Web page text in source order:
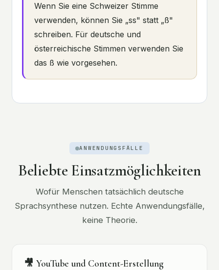
Wenn Sie eine Schweizer Stimme
verwenden, können Sie „ss" statt „ß"
schreiben. Für deutsche und
österreichische Stimmen verwenden Sie
das ß wie vorgesehen.
ANWENDUNGSFÄLLE
Beliebte Einsatzmöglichkeiten
Wofür Menschen tatsächlich deutsche
Sprachsynthese nutzen. Echte Anwendungsfälle,
keine Theorie.
🎥 YouTube und Content-Erstellung